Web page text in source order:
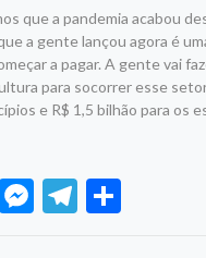
que a pandemia acabou
a gente lançou agora é
a pagar. A gente vai
para socorrer esse
e R$ 1,5 bilhão para
LinkedIn
Messenger
Telegram